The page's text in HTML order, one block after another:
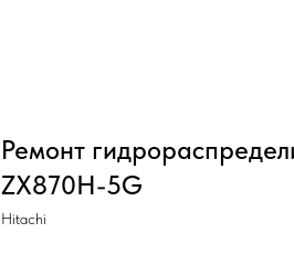
Ремонт
ZX870H-5G
Hitachi